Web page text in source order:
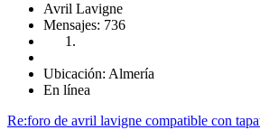
Avril Lavigne
Mensajes: 736
Ubicación: Almería
En línea
Re:foro de avril lavigne compatible con